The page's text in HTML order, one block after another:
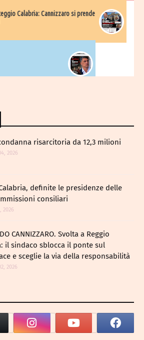
Calabria: Cannizzaro si prende
risarcitoria da 12,3 milioni
2026
definite le presidenze delle
consiliari
2026
CANNIZZARO​. Svolta a Reggio
il sindaco sblocca il ponte sul
e sceglie la via della responsabilità
2026